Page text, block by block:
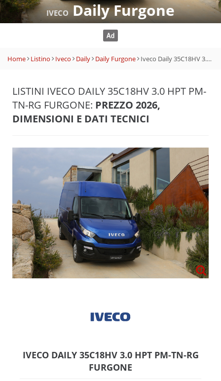
IVECODaily Furgone
Home Listino Iveco Daily Daily Furgone Iveco Daily 35C18HV 3.0 HPT PM-TN-RG Furgone
LISTINI IVECO DAILY 35C18HV 3.0 HPT PM-
TN-RG FURGONE: PREZZO 2026,
DIMENSIONI E DATI TECNICI
IVECO DAILY 35C18HV 3.0 HPT PM-TN-RG
FURGONE